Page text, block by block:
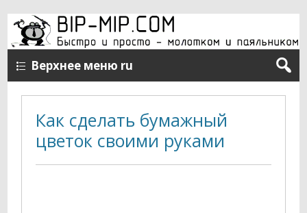
Верхнее меню ru
Как сделать бумажный
цветок своими руками